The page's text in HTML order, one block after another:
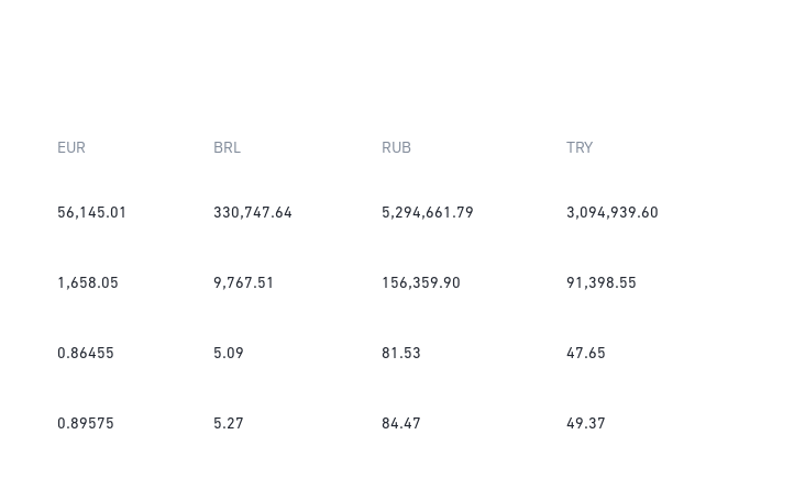
EUR BRL RUB TRY
56,145.01 330,747.64 5,294,661.79 3,094,939.60
1,658.05 9,767.51 156,359.90 91,398.55
0.86455 5.09 81.53 47.65
0.89575 5.27 84.47 49.37